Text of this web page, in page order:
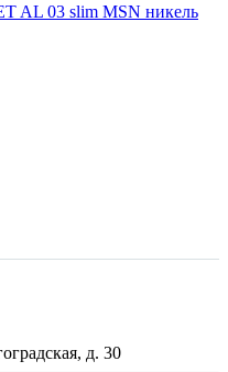
AL 03 slim MSN никель
д. 30